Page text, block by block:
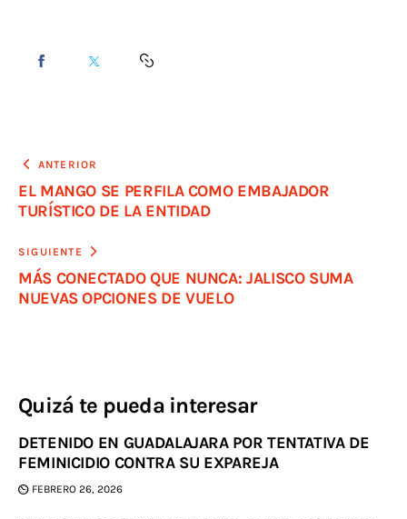
ANTERIOR
EL MANGO SE PERFILA COMO EMBAJADOR
TURÍSTICO DE LA ENTIDAD
SIGUIENTE
MÁS CONECTADO QUE NUNCA: JALISCO SUMA
NUEVAS OPCIONES DE VUELO
Quizá te pueda interesar
DETENIDO EN GUADALAJARA POR TENTATIVA DE
FEMINICIDIO CONTRA SU EXPAREJA
FEBRERO 26, 2026